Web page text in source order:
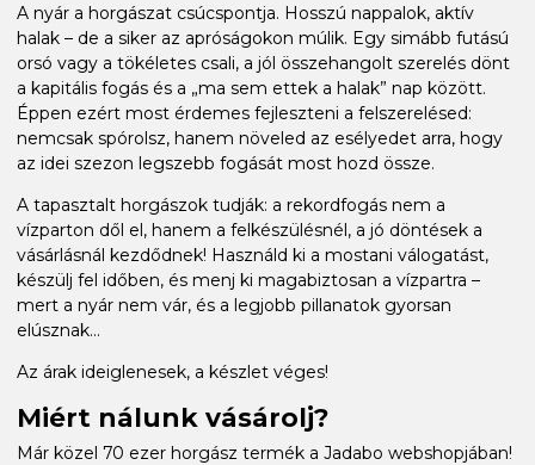
A nyár a horgászat csúcspontja. Hosszú nappalok, aktív
halak – de a siker az apróságokon múlik. Egy simább futású
orsó vagy a tökéletes csali, a jól összehangolt szerelés dönt
a kapitális fogás és a „ma sem ettek a halak” nap között.
Éppen ezért most érdemes fejleszteni a felszerelésed:
nemcsak spórolsz, hanem növeled az esélyedet arra, hogy
az idei szezon legszebb fogását most hozd össze.
A tapasztalt horgászok tudják: a rekordfogás nem a
vízparton dől el, hanem a felkészülésnél, a jó döntések a
vásárlásnál kezdődnek! Használd ki a mostani válogatást,
készülj fel időben, és menj ki magabiztosan a vízpartra –
mert a nyár nem vár, és a legjobb pillanatok gyorsan
elúsznak...
Az árak ideiglenesek, a készlet véges!
Miért nálunk vásárolj?
Már közel 70 ezer horgász termék a Jadabo webshopjában!